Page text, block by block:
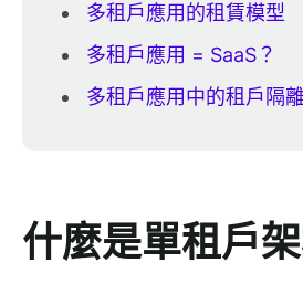
多租戶應用的租賃模型
多租戶應用 = SaaS？
多租戶應用中的租戶隔
什麼是單租戶